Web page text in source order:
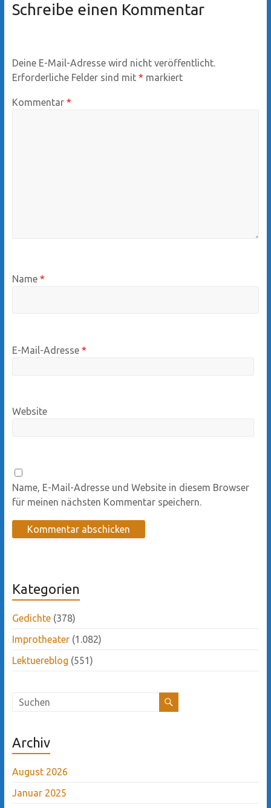
Schreibe einen Kommentar
Deine E-Mail-Adresse wird nicht veröffentlicht.
Erforderliche Felder sind mit * markiert
Kommentar *
Name *
E-Mail-Adresse *
Website
Name, E-Mail-Adresse und Website in diesem Browser
für meinen nächsten Kommentar speichern.
Kategorien
Gedichte(378)
Improtheater(1.082)
Lektuereblog (551)
Archiv
August 2026
Januar 2025